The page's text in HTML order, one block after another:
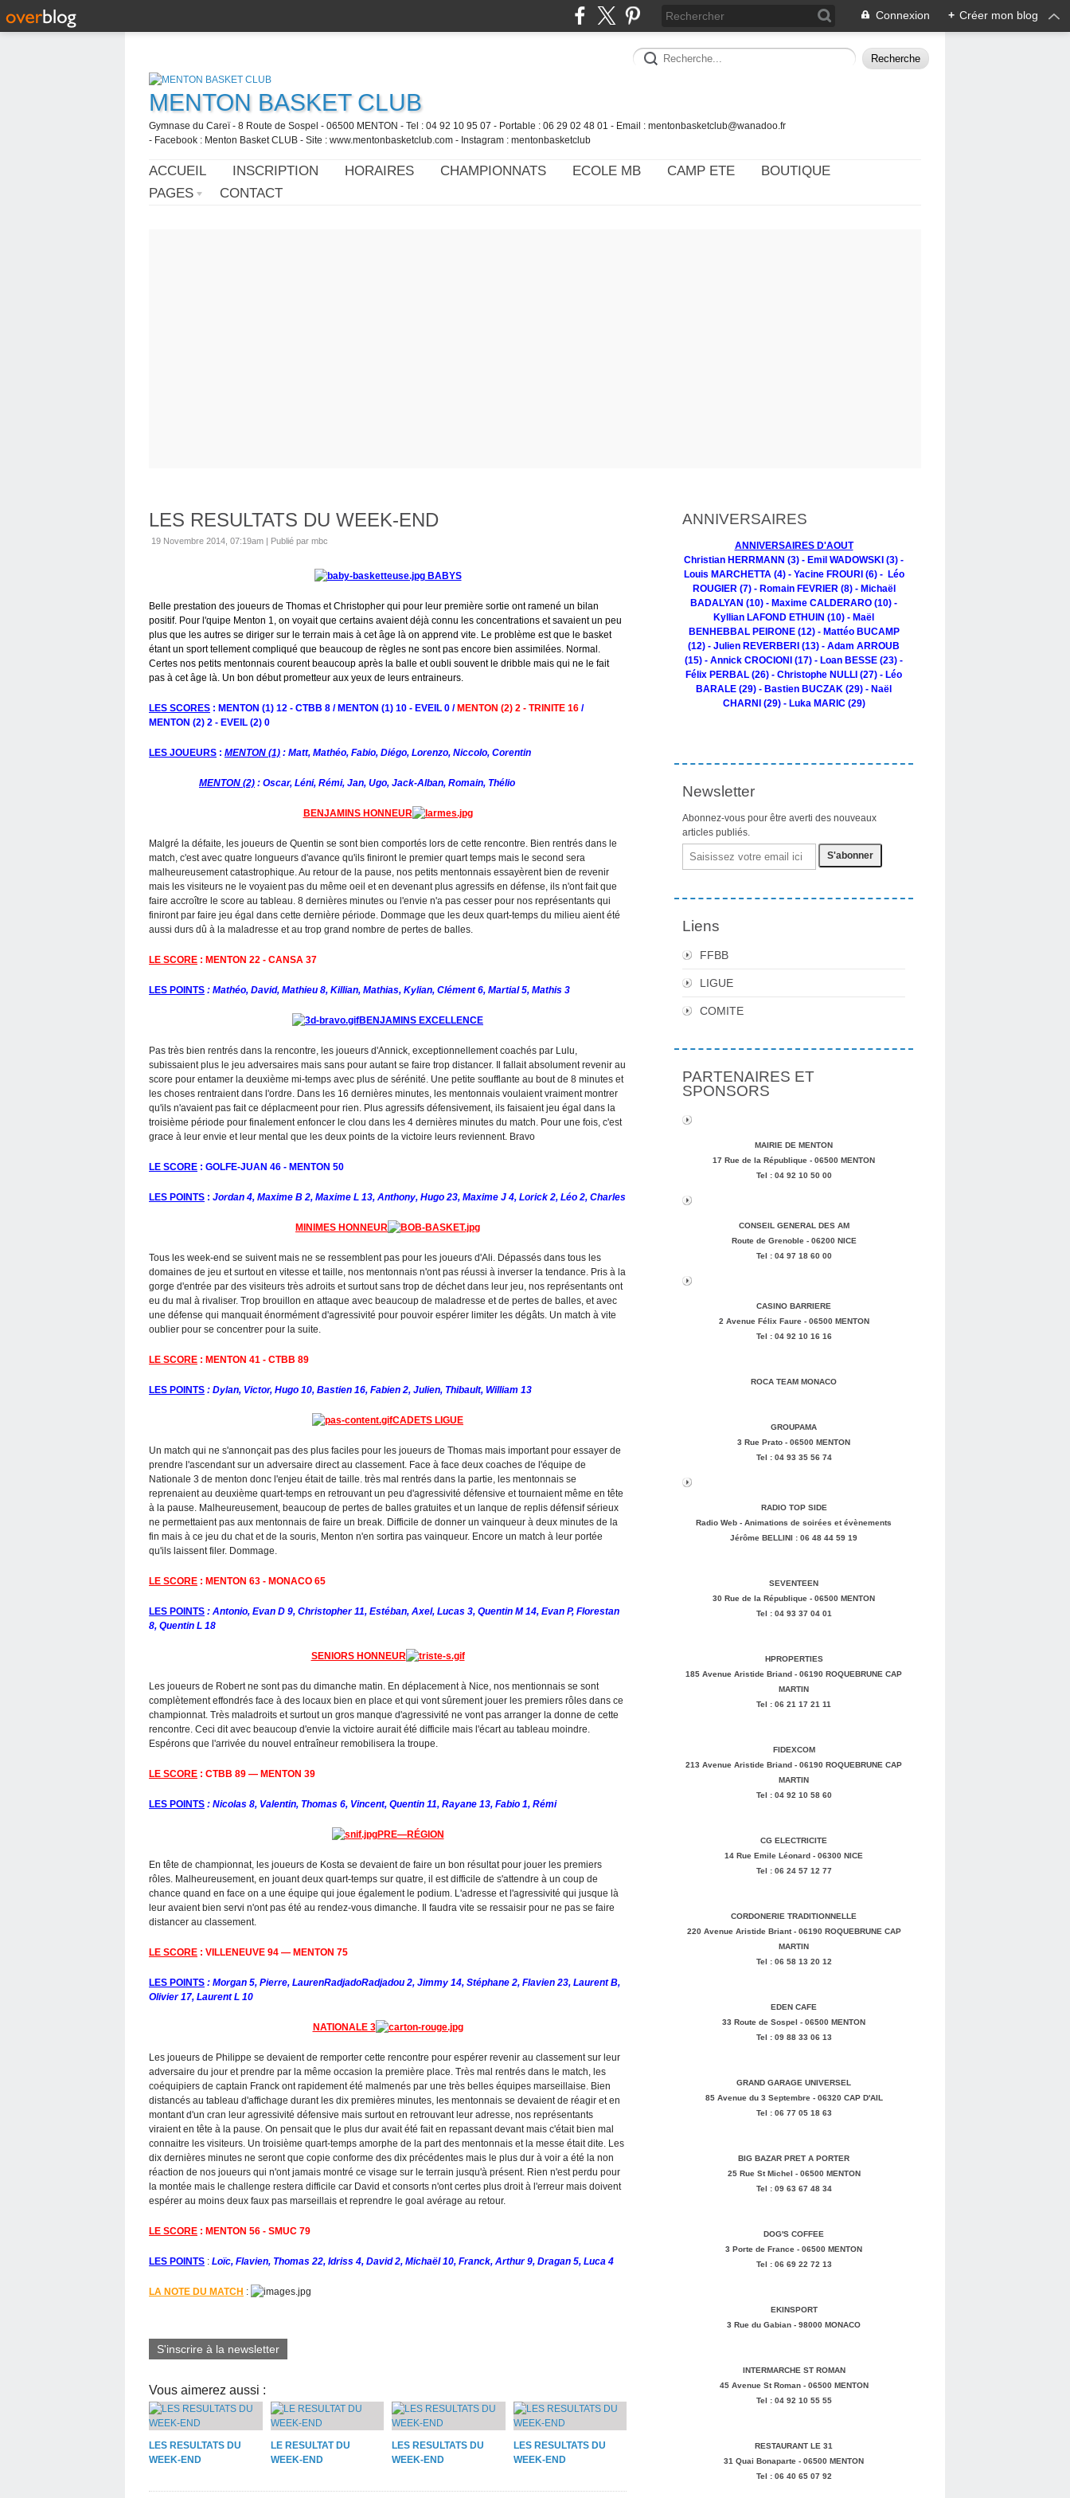
Connexion + Créer mon blog
MENTON BASKET CLUB
Gymnase du Careï - 8 Route de Sospel - 06500 MENTON - Tel : 04 92 10 95 07 - Portable : 06 29 02 48 01 - Email : mentonbasketclub@wanadoo.fr
- Facebook : Menton Basket CLUB - Site : www.mentonbasketclub.com - Instagram : mentonbasketclub
ACCUEIL INSCRIPTION HORAIRES CHAMPIONNATS ECOLE MB CAMP ETE
BOUTIQUE
PAGES
CONTACT
LES RESULTATS DU WEEK-END
19 Novembre 2014, 07:19am | Publié par mbc
BABYS
Belle prestation des joueurs de Thomas et Christopher qui pour leur première sortie ont ramené un bilan
positif. Pour l'quipe Menton 1, on voyait que certains avaient déjà connu les concentrations et savaient un peu
plus que les autres se diriger sur le terrain mais à cet âge là on apprend vite. Le problème est que le basket
étant un sport tellement compliqué que beaucoup de règles ne sont pas encore bien assimilées. Normal.
Certes nos petits mentonnais courent beaucoup après la balle et oubli souvent le dribble mais qui ne le fait
pas à cet âge là. Un bon début prometteur aux yeux de leurs entraineurs.
LES SCORES : MENTON (1) 12 - CTBB 8 / MENTON (1) 10 - EVEIL 0 /MENTON (2) 2 - TRINITE 16 /
MENTON (2) 2 - EVEIL (2) 0
LES JOUEURS : MENTON (1) : Matt, Mathéo, Fabio, Diégo, Lorenzo, Niccolo, Corentin
MENTON (2) : Oscar, Léni, Rémi, Jan, Ugo, Jack-Alban, Romain, Thélio
BENJAMINS HONNEUR
Malgré la défaite, les joueurs de Quentin se sont bien comportés lors de cette rencontre. Bien rentrés dans le
match, c'est avec quatre longueurs d'avance qu'ils finiront le premier quart temps mais le second sera
malheureusement catastrophique. Au retour de la pause, nos petits mentonnais essayèrent bien de revenir
mais les visiteurs ne le voyaient pas du même oeil et en devenant plus agressifs en défense, ils n'ont fait que
faire accroître le score au tableau. 8 dernières minutes ou l'envie n'a pas cesser pour nos représentants qui
finiront par faire jeu égal dans cette dernière période. Dommage que les deux quart-temps du milieu aient été
aussi durs dû à la maladresse et au trop grand nombre de pertes de balles.
LE SCORE : MENTON 22 - CANSA 37
LES POINTS : Mathéo, David, Mathieu 8, Killian, Mathias, Kylian, Clément 6, Martial 5, Mathis 3
BENJAMINS EXCELLENCE
Pas très bien rentrés dans la rencontre, les joueurs d'Annick, exceptionnellement coachés par Lulu,
subissaient plus le jeu adversaires mais sans pour autant se faire trop distancer. Il fallait absolument revenir au
score pour entamer la deuxième mi-temps avec plus de sérénité. Une petite soufflante au bout de 8 minutes et
les choses rentraient dans l'ordre. Dans les 16 dernières minutes, les mentonnais voulaient vraiment montrer
qu'ils n'avaient pas fait ce déplacmeent pour rien. Plus agressifs défensivement, ils faisaient jeu égal dans la
troisième période pour finalement enfoncer le clou dans les 4 dernières minutes du match. Pour une fois, c'est
grace à leur envie et leur mental que les deux points de la victoire leurs reviennent. Bravo
LE SCORE : GOLFE-JUAN 46 - MENTON 50
LES POINTS : Jordan 4, Maxime B 2, Maxime L 13, Anthony, Hugo 23, Maxime J 4, Lorick 2, Léo 2, Charles
MINIMES HONNEUR
Tous les week-end se suivent mais ne se ressemblent pas pour les joueurs d'Ali. Dépassés dans tous les
domaines de jeu et surtout en vitesse et taille, nos mentonnais n'ont pas réussi à inverser la tendance. Pris à la
gorge d'entrée par des visiteurs très adroits et surtout sans trop de déchet dans leur jeu, nos représentants ont
eu du mal à rivaliser. Trop brouillon en attaque avec beaucoup de maladresse et de pertes de balles, et avec
une défense qui manquait énormément d'agressivité pour pouvoir espérer limiter les dégâts. Un match à vite
oublier pour se concentrer pour la suite.
LE SCORE : MENTON 41 - CTBB 89
LES POINTS : Dylan, Victor, Hugo 10, Bastien 16, Fabien 2, Julien, Thibault, William 13
CADETS LIGUE
Un match qui ne s'annonçait pas des plus faciles pour les joueurs de Thomas mais important pour essayer de
prendre l'ascendant sur un adversaire direct au classement. Face à face deux coaches de l'équipe de
Nationale 3 de menton donc l'enjeu était de taille. très mal rentrés dans la partie, les mentonnais se
reprenaient au deuxième quart-temps en retrouvant un peu d'agressivité défensive et tournaient même en tête
à la pause. Malheureusement, beaucoup de pertes de balles gratuites et un lanque de replis défensif sérieux
ne permettaient pas aux mentonnais de faire un break. Difficile de donner un vainqueur à deux minutes de la
fin mais à ce jeu du chat et de la souris, Menton n'en sortira pas vainqueur. Encore un match à leur portée
qu'ils laissent filer. Dommage.
LE SCORE : MENTON 63 - MONACO 65
LES POINTS : Antonio, Evan D 9, Christopher 11, Estéban, Axel, Lucas 3, Quentin M 14, Evan P, Florestan
8, Quentin L 18
SENIORS HONNEUR
Les joueurs de Robert ne sont pas du dimanche matin. En déplacement à Nice, nos mentionnais se sont
complètement effondrés face à des locaux bien en place et qui vont sûrement jouer les premiers rôles dans ce
championnat. Très maladroits et surtout un gros manque d'agressivité ne vont pas arranger la donne de cette
rencontre. Ceci dit avec beaucoup d'envie la victoire aurait été difficile mais l'écart au tableau moindre.
Espérons que l'arrivée du nouvel entraîneur remobilisera la troupe.
LE SCORE : CTBB 89 — MENTON 39
LES POINTS : Nicolas 8, Valentin, Thomas 6, Vincent, Quentin 11, Rayane 13, Fabio 1, Rémi
PRE—RÉGION
En tête de championnat, les joueurs de Kosta se devaient de faire un bon résultat pour jouer les premiers
rôles. Malheureusement, en jouant deux quart-temps sur quatre, il est difficile de s'attendre à un coup de
chance quand en face on a une équipe qui joue également le podium. L'adresse et l'agressivité qui jusque là
leur avaient bien servi n'ont pas été au rendez-vous dimanche. Il faudra vite se ressaisir pour ne pas se faire
distancer au classement.
LE SCORE : VILLENEUVE 94 — MENTON 75
LES POINTS : Morgan 5, Pierre, LaurenRadjadoRadjadou 2, Jimmy 14, Stéphane 2, Flavien 23, Laurent B,
Olivier 17, Laurent L 10
NATIONALE 3
Les joueurs de Philippe se devaient de remporter cette rencontre pour espérer revenir au classement sur leur
adversaire du jour et prendre par la même occasion la première place. Très mal rentrés dans le match, les
coéquipiers de captain Franck ont rapidement été malmenés par une très belles équipes marseillaise. Bien
distancés au tableau d'affichage durant les dix premières minutes, les mentonnais se devaient de réagir et en
montant d'un cran leur agressivité défensive mais surtout en retrouvant leur adresse, nos représentants
viraient en tête à la pause. On pensait que le plus dur avait été fait en repassant devant mais c'était bien mal
connaitre les visiteurs. Un troisième quart-temps amorphe de la part des mentonnais et la messe était dite. Les
dix dernières minutes ne seront que copie conforme des dix précédentes mais le plus dur à voir a été la non
réaction de nos joueurs qui n'ont jamais montré ce visage sur le terrain jusqu'à présent. Rien n'est perdu pour
la montée mais le challenge restera difficile car David et consorts n'ont certes plus droit à l'erreur mais doivent
espérer au moins deux faux pas marseillais et reprendre le goal avérage au retour.
LE SCORE : MENTON 56 - SMUC 79
LES POINTS : Loïc, Flavien, Thomas 22, Idriss 4, David 2, Michaël 10, Franck, Arthur 9, Dragan 5, Luca 4
LA NOTE DU MATCH :
S'inscrire à la newsletter
Vous aimerez aussi :
LES RESULTATS DU
WEEK-END
LE RESULTAT DU
WEEK-END
LES RESULTATS DU
WEEK-END
LES RESULTATS DU
WEEK-END
ANNIVERSAIRES
ANNIVERSAIRES D'AOUT
Christian HERRMANN (3) - Emil WADOWSKI (3) -
Louis MARCHETTA (4) - Yacine FROURI (6) - Léo
ROUGIER (7) - Romain FEVRIER (8) - Michaël
BADALYAN (10) - Maxime CALDERARO (10) -
Kyllian LAFOND ETHUIN (10) - Maël
BENHEBBAL PEIRONE (12) - Mattéo BUCAMP
(12) - Julien REVERBERI (13) - Adam ARROUB
(15) - Annick CROCIONI (17) - Loan BESSE (23) -
Félix PERBAL (26) - Christophe NULLI (27) - Léo
BARALE (29) - Bastien BUCZAK (29) - Naël
CHARNI (29) - Luka MARIC (29)
Newsletter
Abonnez-vous pour être averti des nouveaux
articles publiés.
Email
Liens
FFBB
LIGUE
COMITE
PARTENAIRES ET
SPONSORS
MAIRIE DE MENTON
17 Rue de la République - 06500 MENTON
Tel : 04 92 10 50 00
CONSEIL GENERAL DES AM
Route de Grenoble - 06200 NICE
Tel : 04 97 18 60 00
CASINO BARRIERE
2 Avenue Félix Faure - 06500 MENTON
Tel : 04 92 10 16 16
ROCA TEAM MONACO
GROUPAMA
3 Rue Prato - 06500 MENTON
Tel : 04 93 35 56 74
RADIO TOP SIDE
Radio Web - Animations de soirées et évènements
Jérôme BELLINI : 06 48 44 59 19
SEVENTEEN
30 Rue de la République - 06500 MENTON
Tel : 04 93 37 04 01
HPROPERTIES
185 Avenue Aristide Briand - 06190 ROQUEBRUNE CAP
MARTIN
Tel : 06 21 17 21 11
FIDEXCOM
213 Avenue Aristide Briand - 06190 ROQUEBRUNE CAP
MARTIN
Tel : 04 92 10 58 60
CG ELECTRICITE
14 Rue Emile Léonard - 06300 NICE
Tel : 06 24 57 12 77
CORDONERIE TRADITIONNELLE
220 Avenue Aristide Briant - 06190 ROQUEBRUNE CAP
MARTIN
Tel : 06 58 13 20 12
EDEN CAFE
33 Route de Sospel - 06500 MENTON
Tel : 09 88 33 06 13
GRAND GARAGE UNIVERSEL
85 Avenue du 3 Septembre - 06320 CAP D'AIL
Tel : 06 77 05 18 63
BIG BAZAR PRET A PORTER
25 Rue St Michel - 06500 MENTON
Tel : 09 63 67 48 34
DOG'S COFFEE
3 Porte de France - 06500 MENTON
Tel : 06 69 22 72 13
EKINSPORT
3 Rue du Gabian - 98000 MONACO
INTERMARCHE ST ROMAN
45 Avenue St Roman - 06500 MENTON
Tel : 04 92 10 55 55
RESTAURANT LE 31
31 Quai Bonaparte - 06500 MENTON
Tel : 06 40 65 07 92